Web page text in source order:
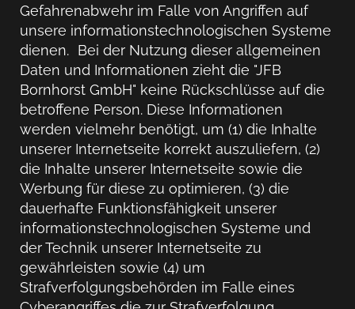
Gefahrenabwehr im Falle von Angriffen auf
unsere informationstechnologischen Systeme
dienen. Bei der Nutzung dieser allgemeinen
Daten und Informationen zieht die "JFB
Bornhorst GmbH" keine Rückschlüsse auf die
betroffene Person. Diese Informationen
werden vielmehr benötigt, um (1) die Inhalte
unserer Internetseite korrekt auszuliefern, (2)
die Inhalte unserer Internetseite sowie die
Werbung für diese zu optimieren, (3) die
dauerhafte Funktionsfähigkeit unserer
informationstechnologischen Systeme und
der Technik unserer Internetseite zu
gewährleisten sowie (4) um
Strafverfolgungsbehörden im Falle eines